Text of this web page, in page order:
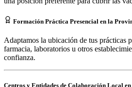
Formación Práctica Presencial en la
Adaptamos la ubicación de tus prácticas
farmacia, laboratorios u otros
confianza.
Centros y Entidades de Colaboración Local en